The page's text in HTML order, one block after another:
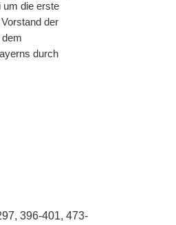
um die erste
der
durch
396-401, 473-